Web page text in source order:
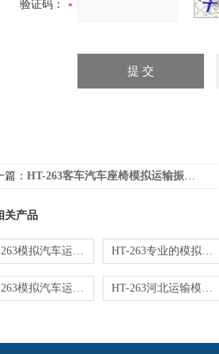
验证码：
篇： HT-263客车汽车座椅模拟运输振动试验机
关产品
HT-263模拟汽车运输颠簸振动试验台 HT-263专业的模拟运输振动台现货供应
HT-263模拟汽车运输颠簸震动设备 HT-263河北运输模拟震动测试仪东莞厂家